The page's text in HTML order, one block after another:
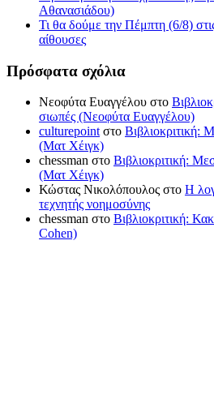
Αθανασιάδου)
Τι θα δούμε την Πέμπτη (6/8)
αίθουσες
Πρόσφατα σχόλια
Νεοφύτα Ευαγγέλου στο
σιωπές (Νεοφύτα Ευαγγέλου)
culturepointστο Βιβλιοκριτική:
(Ματ Χέιγκ)
chessman στο Βιβλιοκριτική:
(Ματ Χέιγκ)
Κώστας Νικολόπουλος στο Η
τεχνητής νοημοσύνης
chessman στο Βιβλιοκριτική:
Cohen)